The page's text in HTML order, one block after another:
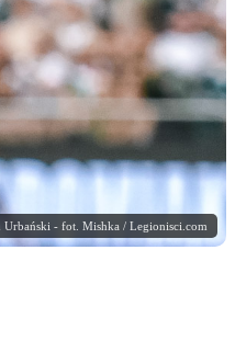
Urbański - fot. Mishka / Legionisci.com